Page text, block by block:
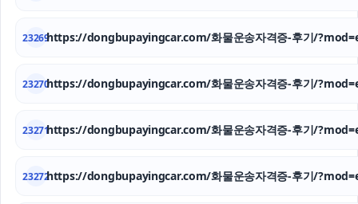
23269https://dongbupayingcar.com/화물운송자격증-후기/
23270https://dongbupayingcar.com/화물운송자격증-후기/
23271https://dongbupayingcar.com/화물운송자격증-후기/
23272https://dongbupayingcar.com/화물운송자격증-후기/